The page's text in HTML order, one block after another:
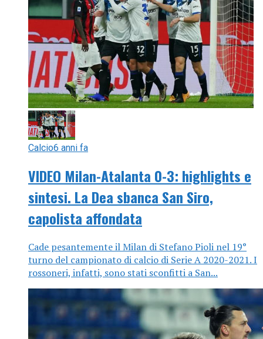
Calcio6 anni fa
VIDEO Milan-Atalanta 0-3: highlights e
sintesi. La Dea sbanca San Siro,
capolista affondata
Cade pesantemente il Milan di Stefano Pioli nel 19°
turno del campionato di calcio di Serie A 2020-2021. I
rossoneri, infatti, sono stati sconfitti a San...